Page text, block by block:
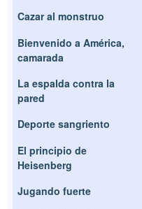
Cazar al monstruo
Bienvenido a América,
camarada
La espalda contra la
pared
Deporte sangriento
El principio de
Heisenberg
Jugando fuerte